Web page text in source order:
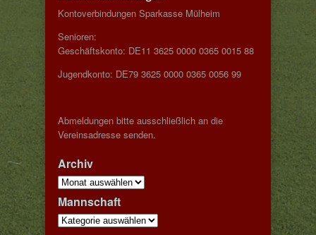
Kontoverbindungen Sparkasse Mülheim
Senioren:
Geschäftskonto: DE11 3625 0000 0365 0015 88
Jugendkonto: DE79 3625 0000 0365 0056 99
Abmeldungen bitte ausschließlich an die
Vereinsadresse senden.
Archiv
Archiv
Mannschaft
Mannschaft